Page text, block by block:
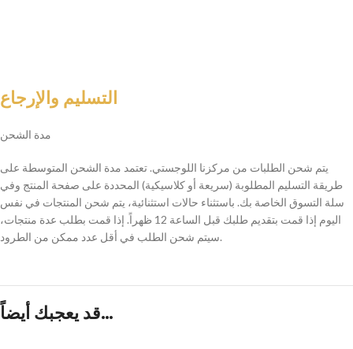
التسليم والإرجاع
مدة الشحن
يتم شحن الطلبات من مركزنا اللوجستي. تعتمد مدة الشحن المتوسطة على
طريقة التسليم المطلوبة (سريعة أو كلاسيكية) المحددة على صفحة المنتج وفي
سلة التسوق الخاصة بك. باستثناء حالات استثنائية، يتم شحن المنتجات في نفس
اليوم إذا قمت بتقديم طلبك قبل الساعة 12 ظهراً. إذا قمت بطلب عدة منتجات،
سيتم شحن الطلب في أقل عدد ممكن من الطرود.
قد يعجبك أيضاً…